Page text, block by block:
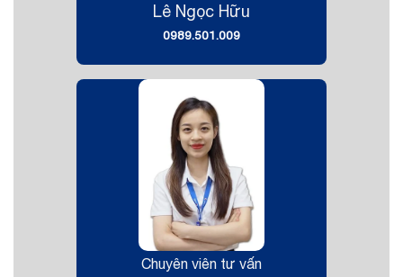
Lê Ngọc Hữu
0989.501.009
Chuyên viên tư vấn